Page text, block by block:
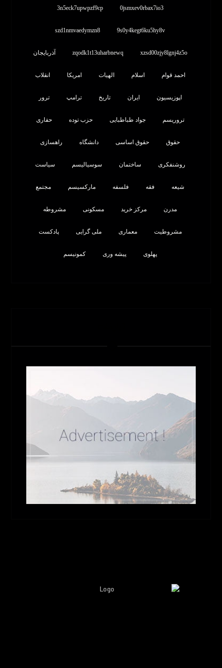
0jsmxev0rbax7io3
3n5eck7upwpzf9cp
9s0y4kegt6ku5hy8v
szd1nmvaedymzn8
xzsd00zjy8lgnj4z5o
zqodk1t13uharbnewq آذربایجان
احمد قوام اسلام الهیات امریکا انقلاب
اپوزیسیون ایران تاریخ ترامپ ترور
تروریسم جواد طباطبایی حزب توده حفاری
حقوق حقوق اساسی دانشگاه راهسازی
روشنفکری ساختمان سوسیالیسم سیاست
شیعه فقه فلسفه مارکسیسم مجتمع
مدرن مرکز خرید مسکونی مشروطه
مشروطیت معماری ملی گرایی پادکست
پهلوی پیشه وری کمونیسم